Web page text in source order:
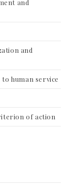
and
and
human service
of action